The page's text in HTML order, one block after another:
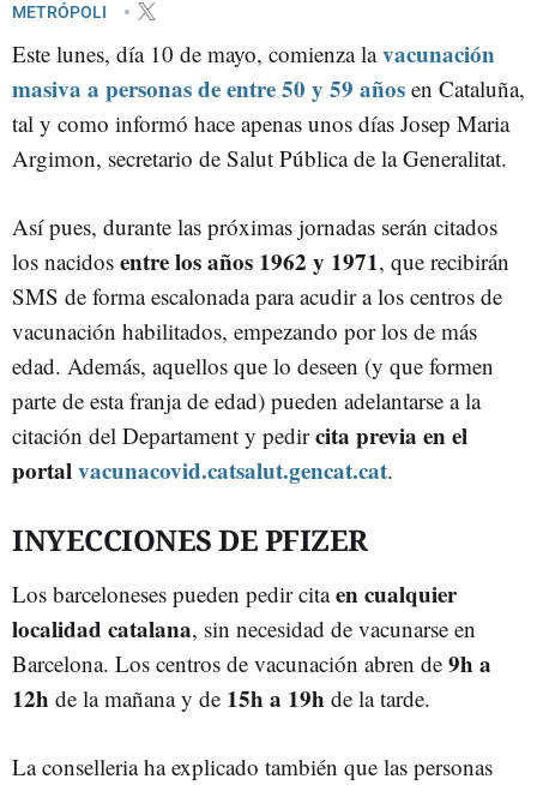
METRÓPOLI
Este lunes, día 10 de mayo, comienza lavacunación
masiva a personas de entre 50 y 59 años en Cataluña,
tal y como informó hace apenas unos días Josep Maria
Argimon, secretario de Salut Pública de la Generalitat.
Así pues, durante las próximas jornadas serán citados
los nacidos entre los años 1962 y 1971, que recibirán
SMS de forma escalonada para acudir a los centros de
vacunación habilitados, empezando por los de más
edad. Además, aquellos que lo deseen (y que formen
parte de esta franja de edad) pueden adelantarse a la
citación del Departament y pedircita previa en el
portalvacunacovid.catsalut.gencat.cat.
INYECCIONES DE PFIZER
Los barceloneses pueden pedir citaen cualquier
localidad catalana, sin necesidad de vacunarse en
Barcelona. Los centros de vacunación abren de 9h a
12h de la mañana y de 15h a 19h de la tarde.
La conselleria ha explicado también que las personas